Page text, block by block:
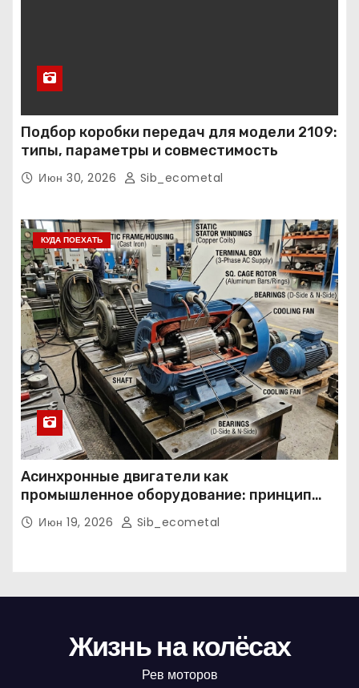
Подбор коробки передач для модели 2109:
типы, параметры и совместимость
Июн 30, 2026 Sib_ecometal
КУДА ПОЕХАТЬ
Асинхронные двигатели как
промышленное оборудование: принцип
работы, конструкция и области
применения
Июн 19, 2026 Sib_ecometal
Жизнь на колёсах
Рев моторов